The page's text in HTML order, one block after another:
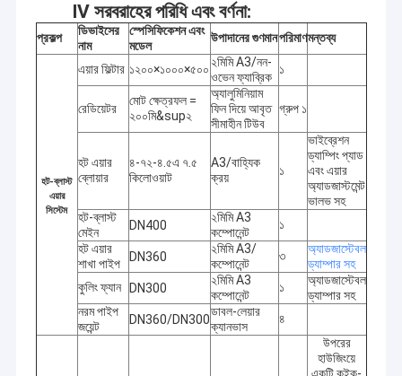
IV সরবরাহের পরিধি এবং বর্ণনা:
প্রকল্প
ডিভাইসের
নাম
স্পেসিফিকেশন এবং
মডেল
উপাদানের গুণমানপরিমাণমন্তব্য
হট-ব্লাস্ট
এয়ার
সিস্টেম
এয়ার ফিল্টার ১২০০×১০০০×৫০০২মিমি A3/নন-
ওভেন ফ্যাব্রিক
১
রেডিয়েটর
মোট ক্ষেত্রফল =
২০০মি&sup২
অ্যালুমিনিয়াম
ফিন দিয়ে আবৃত
সীমাহীন টিউব
গ্রুপ ১
হট এয়ার
ব্লোয়ার
৪-৭২-৪.৫এ ৭.৫
কিলোওয়াট
A3/বাহ্যিক
ক্রয়
১
ভাইব্রেশন
ড্যাম্পিং প্যাড
এবং এয়ার
অ্যাডজাস্টমেন্ট
ভালভ সহ
হট-ব্লাস্ট
মেইন
DN400
২মিমি A3
কম্পোনেন্ট
১
হট এয়ার
শাখা পাইপ
DN360
২মিমি A3/
কম্পোনেন্ট
৩
অ্যাডজাস্টেবল
ড্যাম্পার সহ
কুলিং ফ্যান
DN300
২মিমি A3
কম্পোনেন্ট
১
অ্যাডজাস্টেবল
ড্যাম্পার সহ
নরম পাইপ
জয়েন্ট
DN360/DN300
ডাবল-লেয়ার
ক্যানভাস
৪
উপরের
হাউজিংয়ে